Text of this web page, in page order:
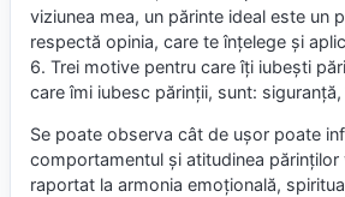
viziunea mea, un părinte ideal este un
respectă opinia, care te înțelege și
6. Trei motive pentru care îți iubești
care îmi iubesc părinții, sunt:
Se poate observa cât de ușor poate
comportamentul și atitudinea
raportat la armonia emoțională,